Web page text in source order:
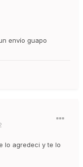
envío guapo
lo agredeci y te lo